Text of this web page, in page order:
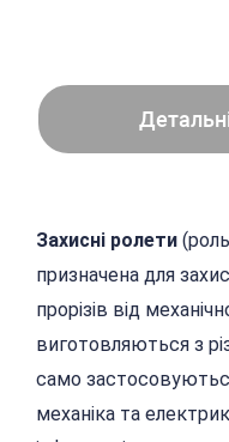
Захисні ролети
призначена для
прорізів від механічного впливу. Ролети
виготовляються з
само застосовуються різні системи управління,
механіка та